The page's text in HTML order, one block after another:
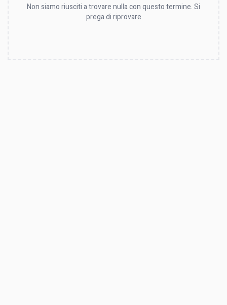
Non siamo riusciti a trovare nulla con questo termine. Si
prega di riprovare